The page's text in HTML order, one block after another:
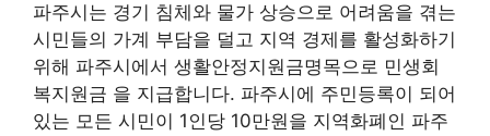
파주시는 경기 침체와 물가 상승으로 어려움을 겪는
시민들의 가계 부담을 덜고 지역 경제를 활성화하기
위해 파주시에서 생활안정지원금명목으로 민생회
복지원금 을 지급합니다. 파주시에 주민등록이 되어
있는 모든 시민이 1인당 10만원을 지역화폐인 파주